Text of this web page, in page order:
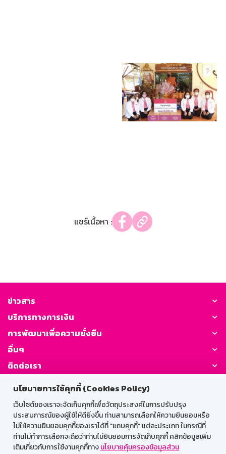
นโยบายการใช้คุกกี้ (Cookies Policy)
เว็บไซต์ของเราจะจัดเก็บคุกกี้เพื่อวัตถุประสงค์ในการปรับปรุง
ประสบการณ์ของผู้ใช้ให้ดียิ่งขึ้น ท่านสามารถเลือกให้ความยินยอมหรือ
ไม่ให้ความยินยอมคุกกี้ของเราได้ที่ "แถบคุกกี้” แต่ละประเภท ในกรณีที่
ท่านไม่ทำการเลือกจะถือว่าท่านไม่ยินยอมการจัดเก็บคุกกี้ คลิกข้อมูลเพิ่ม
เติมเกี่ยวกับการใช้งานคุกกี้ทางนโยบายคุ้มครองข้อมูลส่วน
แชร์เนื้อหา :
ข่าวสาร
บริการทางการเงิน
การพัฒนาเพื่อความยั่งยืน
อื่นๆ
ติดต่อเรา
GSB Society:
สำหรับพนักงาน